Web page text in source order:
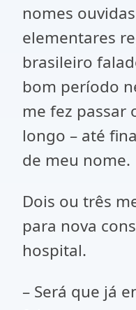
nomes
elementares
brasileiro
bom período
me fez passar
longo – até
de meu nome.
Dois ou três
para nova
hospital.
– Será que já